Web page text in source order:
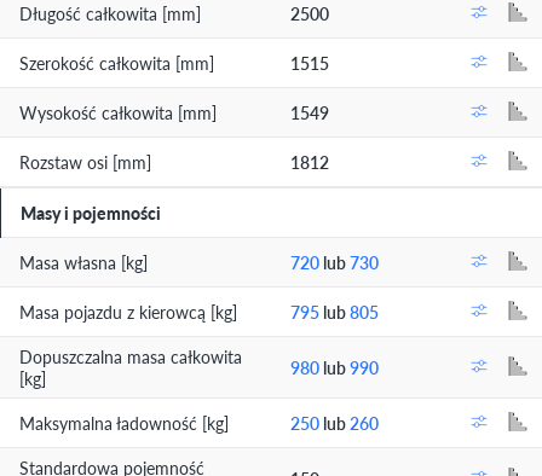
Długość całkowita [mm] 2500
Szerokość całkowita [mm] 1515
Wysokość całkowita [mm] 1549
Rozstaw osi [mm] 1812
Masy i pojemności
Masa własna [kg] 720 lub730
Masa pojazdu z kierowcą [kg] 795 lub805
Dopuszczalna masa całkowita
[kg]
980 lub990
Maksymalna ładowność [kg] 250 lub260
Standardowa pojemność